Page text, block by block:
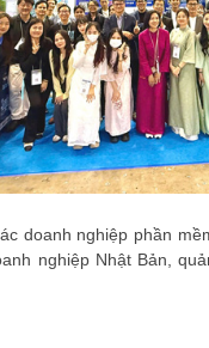
doanh nghiệp phần
nghiệp Nhật Bản,